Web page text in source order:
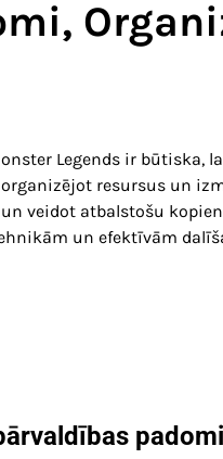
Legends ir būtiska,
resursus un
veidot atbalstošu
un efektīvām